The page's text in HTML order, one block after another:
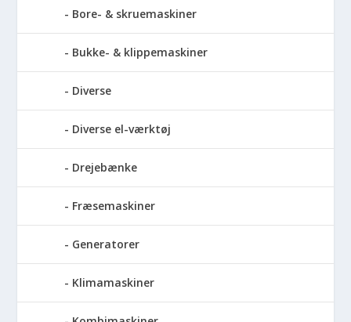
Bore- & skruemaskiner
Bukke- & klippemaskiner
Diverse
Diverse el-værktøj
Drejebænke
Fræsemaskiner
Generatorer
Klimamaskiner